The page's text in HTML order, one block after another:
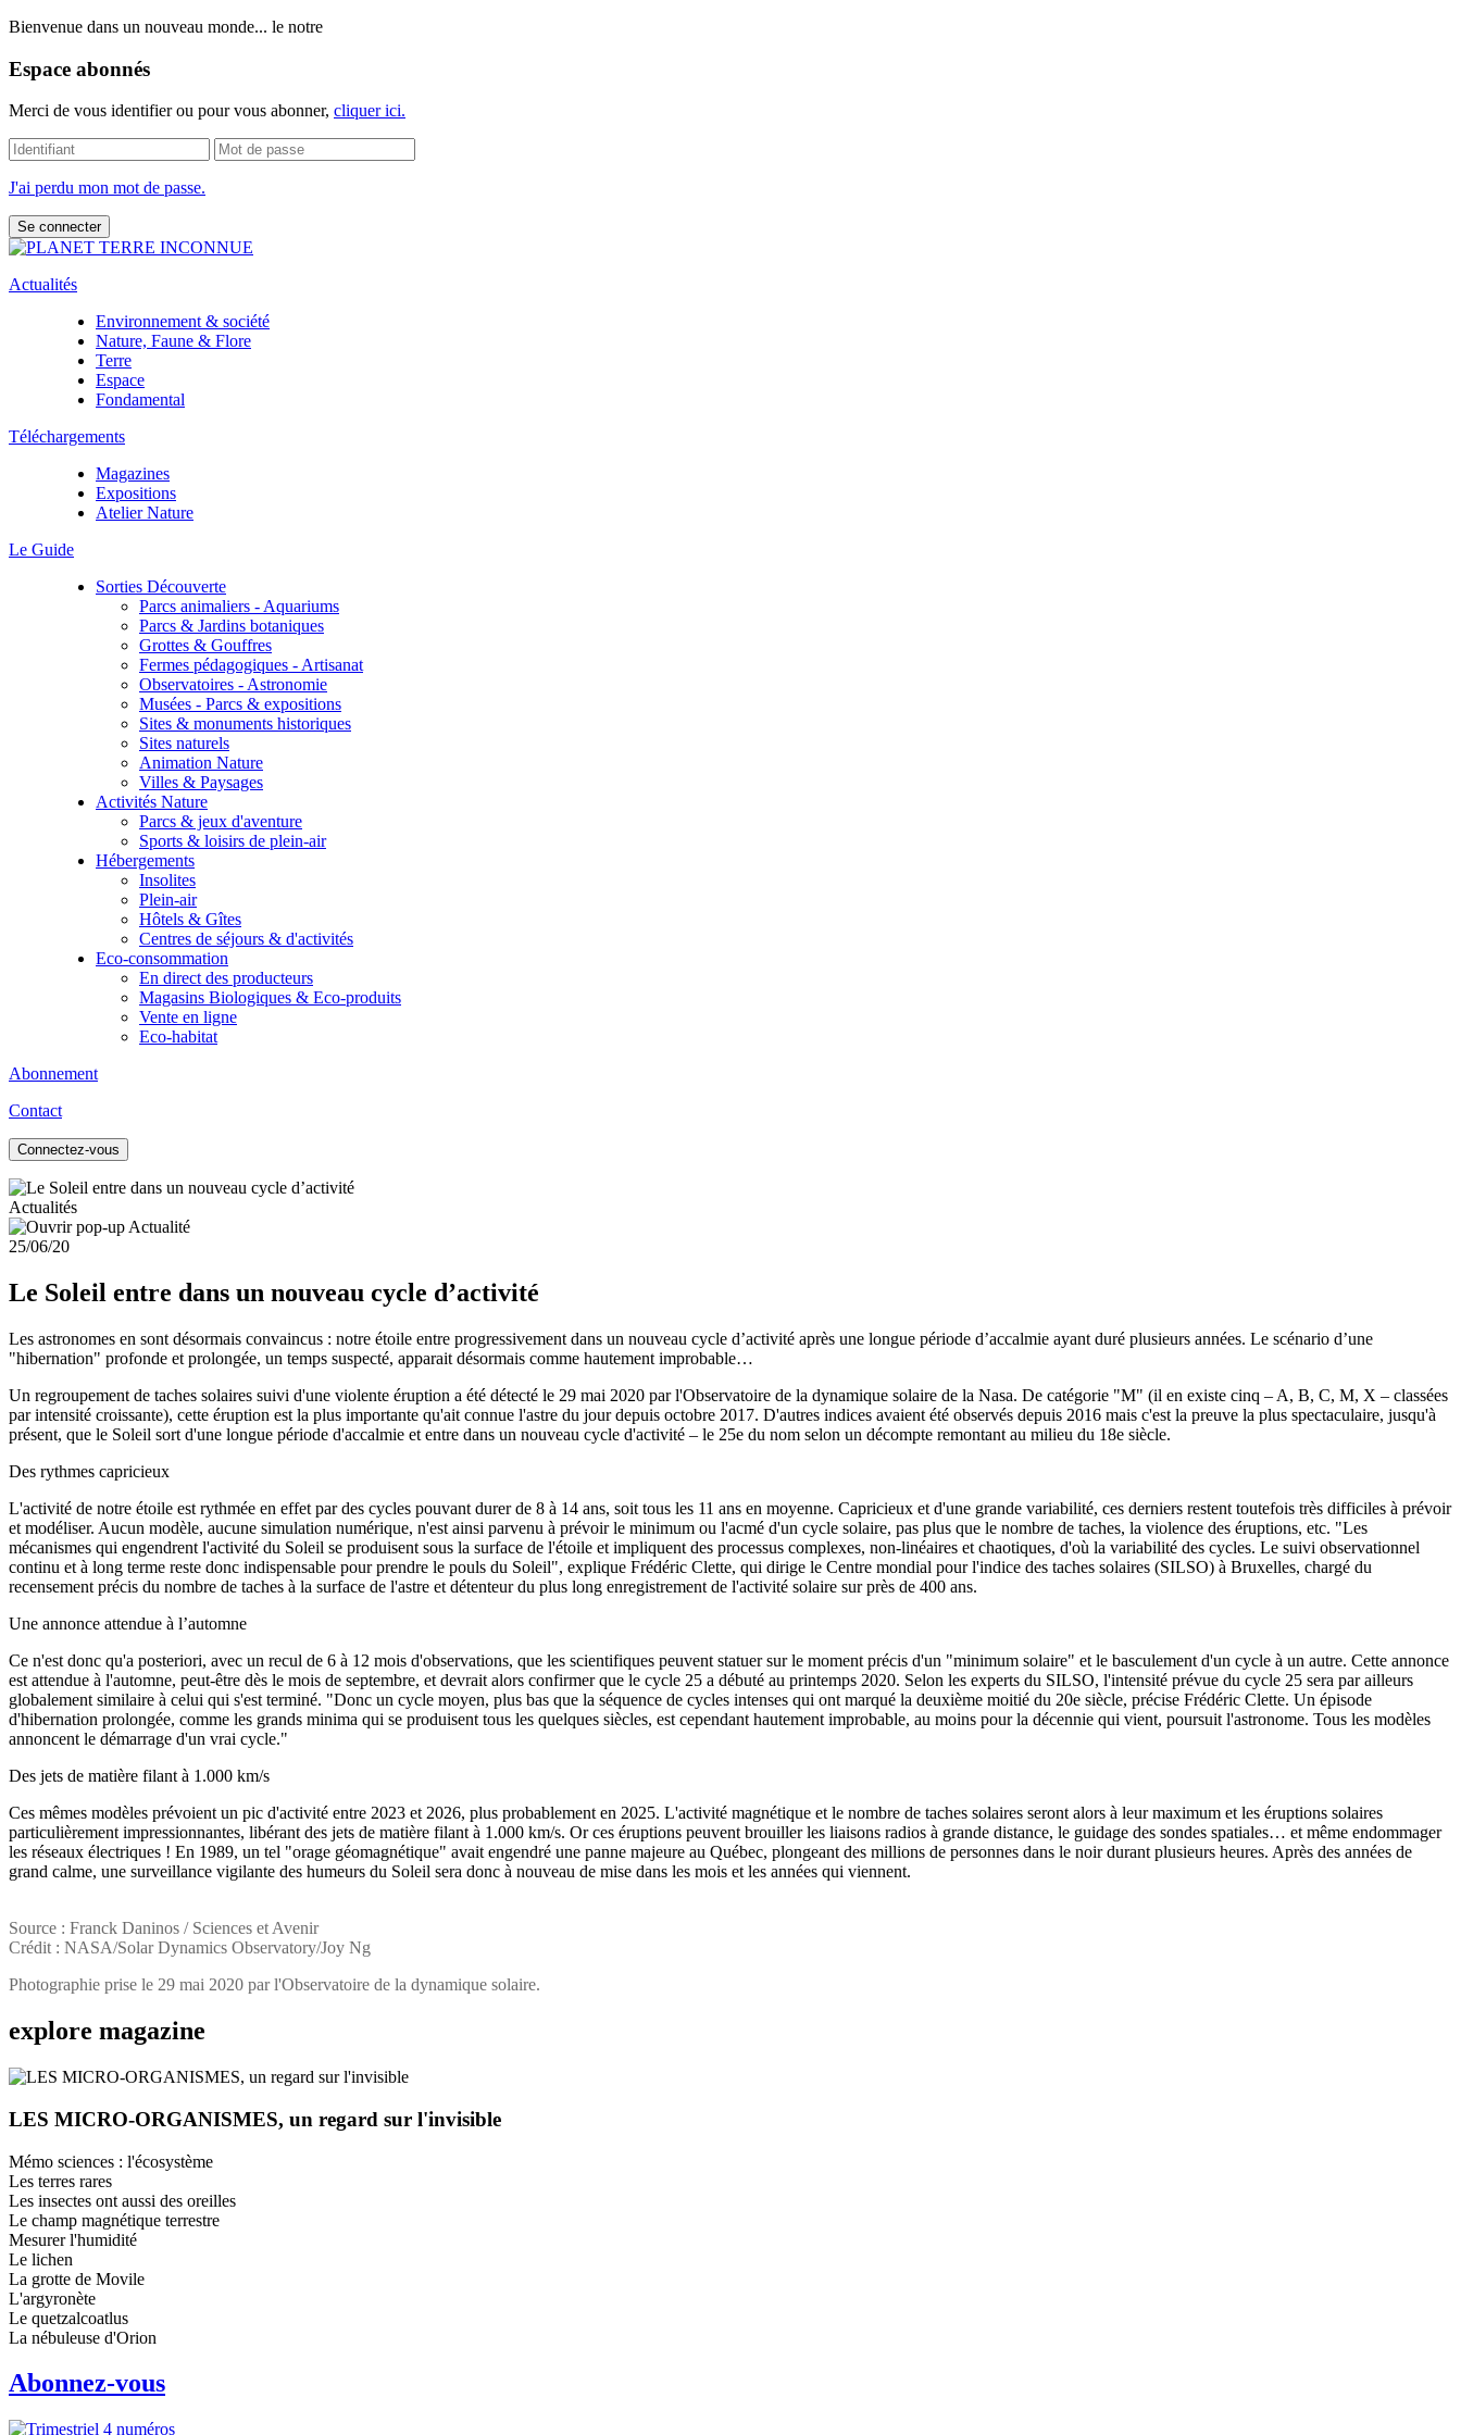
Bienvenue dans un nouveau monde... le notre
Espace abonnés
Merci de vous identifier ou pour vous abonner, cliquer ici.
J'ai perdu mon mot de passe.
Actualités
Environnement & société
Nature, Faune & Flore
Terre
Espace
Fondamental
Téléchargements
Magazines
Expositions
Atelier Nature
Le Guide
Sorties Découverte
Parcs animaliers - Aquariums
Parcs & Jardins botaniques
Grottes & Gouffres
Fermes pédagogiques - Artisanat
Observatoires - Astronomie
Musées - Parcs & expositions
Sites & monuments historiques
Sites naturels
Animation Nature
Villes & Paysages
Activités Nature
Parcs & jeux d'aventure
Sports & loisirs de plein-air
Hébergements
Insolites
Plein-air
Hôtels & Gîtes
Centres de séjours & d'activités
Eco-consommation
En direct des producteurs
Magasins Biologiques & Eco-produits
Vente en ligne
Eco-habitat
Abonnement
Contact
Connectez-vous
Actualités
25/06/20
Le Soleil entre dans un nouveau cycle d’activité
Les astronomes en sont désormais convaincus : notre étoile entre progressivement dans un nouveau cycle d’activité après une longue période d’accalmie ayant duré plusieurs années. Le scénario d’une
"hibernation" profonde et prolongée, un temps suspecté, apparait désormais comme hautement improbable…
Un regroupement de taches solaires suivi d'une violente éruption a été détecté le 29 mai 2020 par l'Observatoire de la dynamique solaire de la Nasa. De catégorie "M" (il en existe cinq – A, B, C, M, X – classées
par intensité croissante), cette éruption est la plus importante qu'ait connue l'astre du jour depuis octobre 2017. D'autres indices avaient été observés depuis 2016 mais c'est la preuve la plus spectaculaire, jusqu'à
présent, que le Soleil sort d'une longue période d'accalmie et entre dans un nouveau cycle d'activité – le 25e du nom selon un décompte remontant au milieu du 18e siècle.
Des rythmes capricieux
L'activité de notre étoile est rythmée en effet par des cycles pouvant durer de 8 à 14 ans, soit tous les 11 ans en moyenne. Capricieux et d'une grande variabilité, ces derniers restent toutefois très difficiles à prévoir
et modéliser. Aucun modèle, aucune simulation numérique, n'est ainsi parvenu à prévoir le minimum ou l'acmé d'un cycle solaire, pas plus que le nombre de taches, la violence des éruptions, etc. "Les
mécanismes qui engendrent l'activité du Soleil se produisent sous la surface de l'étoile et impliquent des processus complexes, non-linéaires et chaotiques, d'où la variabilité des cycles. Le suivi observationnel
continu et à long terme reste donc indispensable pour prendre le pouls du Soleil", explique Frédéric Clette, qui dirige le Centre mondial pour l'indice des taches solaires (SILSO) à Bruxelles, chargé du
recensement précis du nombre de taches à la surface de l'astre et détenteur du plus long enregistrement de l'activité solaire sur près de 400 ans.
Une annonce attendue à l’automne
Ce n'est donc qu'a posteriori, avec un recul de 6 à 12 mois d'observations, que les scientifiques peuvent statuer sur le moment précis d'un "minimum solaire" et le basculement d'un cycle à un autre. Cette annonce
est attendue à l'automne, peut-être dès le mois de septembre, et devrait alors confirmer que le cycle 25 a débuté au printemps 2020. Selon les experts du SILSO, l'intensité prévue du cycle 25 sera par ailleurs
globalement similaire à celui qui s'est terminé. "Donc un cycle moyen, plus bas que la séquence de cycles intenses qui ont marqué la deuxième moitié du 20e siècle, précise Frédéric Clette. Un épisode
d'hibernation prolongée, comme les grands minima qui se produisent tous les quelques siècles, est cependant hautement improbable, au moins pour la décennie qui vient, poursuit l'astronome. Tous les modèles
annoncent le démarrage d'un vrai cycle."
Des jets de matière filant à 1.000 km/s
Ces mêmes modèles prévoient un pic d'activité entre 2023 et 2026, plus probablement en 2025. L'activité magnétique et le nombre de taches solaires seront alors à leur maximum et les éruptions solaires
particulièrement impressionnantes, libérant des jets de matière filant à 1.000 km/s. Or ces éruptions peuvent brouiller les liaisons radios à grande distance, le guidage des sondes spatiales… et même endommager
les réseaux électriques ! En 1989, un tel "orage géomagnétique" avait engendré une panne majeure au Québec, plongeant des millions de personnes dans le noir durant plusieurs heures. Après des années de
grand calme, une surveillance vigilante des humeurs du Soleil sera donc à nouveau de mise dans les mois et les années qui viennent.
Source : Franck Daninos / Sciences et Avenir
Crédit : NASA/Solar Dynamics Observatory/Joy Ng
Photographie prise le 29 mai 2020 par l'Observatoire de la dynamique solaire.
explore magazine
LES MICRO-ORGANISMES, un regard sur l'invisible
Mémo sciences : l'écosystème
Les terres rares
Les insectes ont aussi des oreilles
Le champ magnétique terrestre
Mesurer l'humidité
Le lichen
La grotte de Movile
L'argyronète
Le quetzalcoatlus
La nébuleuse d'Orion
Abonnez-vous